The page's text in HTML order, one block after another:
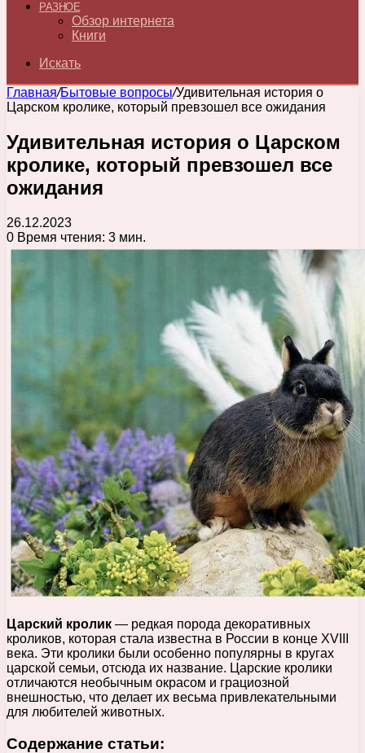
РАЗНОЕ
Обзор интернета
Книги
Искать
Главная/Бытовые вопросы/Удивительная история о
Царском кролике, который превзошел все ожидания
Удивительная история о Царском
кролике, который превзошел все
ожидания
26.12.2023
0 Время чтения: 3 мин.
Царский кролик — редкая порода декоративных
кроликов, которая стала известна в России в конце XVIII
века. Эти кролики были особенно популярны в кругах
царской семьи, отсюда их название. Царские кролики
отличаются необычным окрасом и грациозной
внешностью, что делает их весьма привлекательными
для любителей животных.
Содержание статьи: